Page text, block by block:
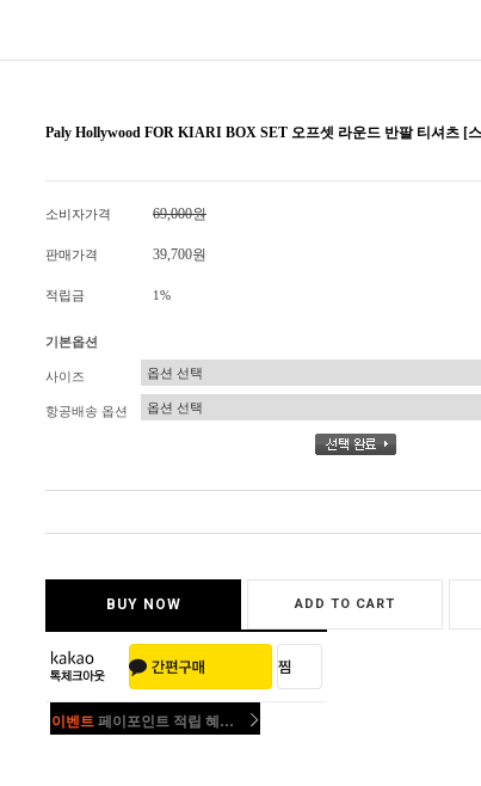
Paly Hollywood FOR KIARI BOX SET 오프셋 라운드 반팔 티셔츠 [
소비자가격 69,000원
판매가격 39,700원
적립금 1%
기본옵션
사이즈
항공배송 옵션
BUY NOW ADD TO CART
이벤트 페이포인트 적립 혜택 2배 UP!